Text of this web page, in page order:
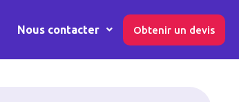
Nous contacter Obtenir un devis